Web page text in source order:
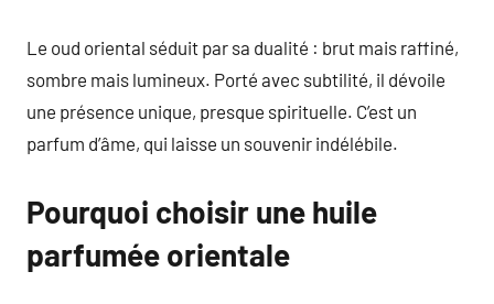
Le oud oriental séduit par sa dualité : brut mais raffiné,
sombre mais lumineux. Porté avec subtilité, il dévoile
une présence unique, presque spirituelle. C’est un
parfum d’âme, qui laisse un souvenir indélébile.
Pourquoi choisir une huile
parfumée orientale